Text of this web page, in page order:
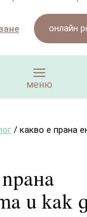
онлайн
/какво е прана
и как